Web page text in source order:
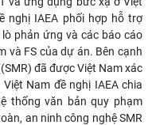
nghị IAEA phối hợp hỗ trợ
phản ứng và các báo cáo
và FS của dự án. Bên cạnh
đã được Việt Nam xác
Nam đề nghị IAEA chia
thống văn bản quy phạm
an ninh công nghệ SMR